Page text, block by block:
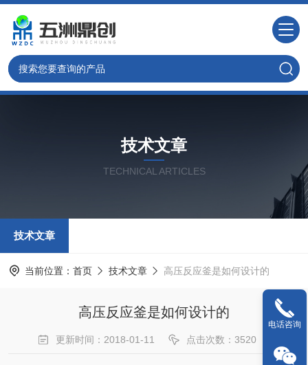
技术文章
TECHNICAL ARTICLES
技术文章
当前位置： 首页 技术文章 高压反应釜是如何设计的
高压反应釜是如何设计的
更新时间：2018-01-11 点击次数：3520
电话咨询